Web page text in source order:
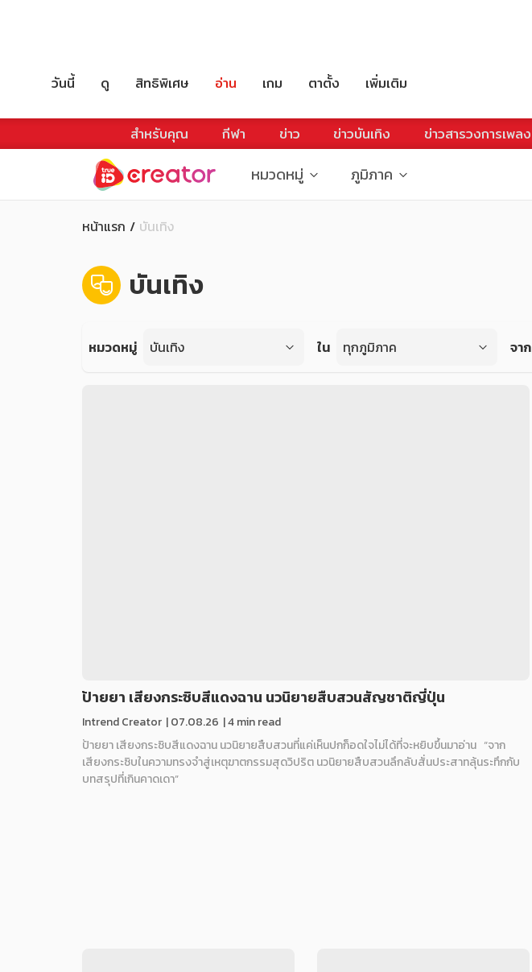
วันนี้ ดู สิทธิพิเศษ อ่าน เกม ตาตั้ง เพิ่มเติม
สำหรับคุณ กีฬา ข่าว ข่าวบันเทิง ข่าวสารวงการเพลง
หมวดหมู่ ภูมิภาค
หน้าแรก บันเทิง
บันเทิง
หมวดหมู่ บันเทิง ใน ทุกภูมิภาค จาก
ป้ายยา เสียงกระซิบสีแดงฉาน นวนิยายสืบสวนสัญชาติญี่ปุ่น
Intrend Creator |07.08.26 | 4 min read
ป้ายยา เสียงกระซิบสีแดงฉาน นวนิยายสืบสวนที่แค่เห็นปกก็อดใจไม่ได้ที่จะหยิบขึ้นมาอ่าน “จาก
เสียงกระซิบในความทรงจำสู่เหตุฆาตกรรมสุดวิปริต นวนิยายสืบสวนลึกลับสั่นประสาทลุ้นระทึกกับ
บทสรุปที่เกินคาดเดา”